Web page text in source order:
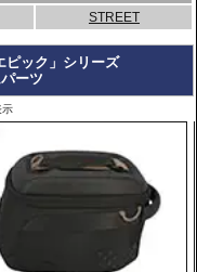
STREET
ピック」シリーズ
ーツ
示